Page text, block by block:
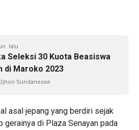
lalu
Seleksi 30 Kuota Beasiswa
di Maroko 2023
Sundanesse
asal jepang yang berdiri sejak
gerainya di Plaza Senayan pada